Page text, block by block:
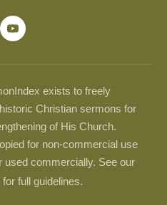
exists to freely
Christian sermons for
of His Church.
for non-commercial use
used commercially. See our
for full guidelines.